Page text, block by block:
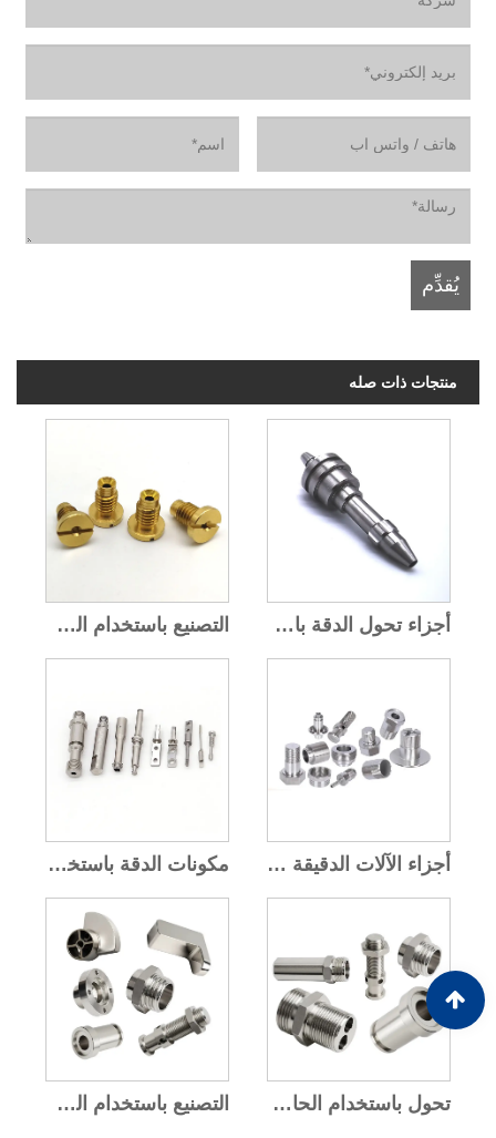
منتجات ذات صله
التصنيع باستخدام الحاسب الآلي الدقة أجزاء تحول الدقة باستخدام الحاسب الآلي
مكونات الدقة باستخدام الحاسب الآلي أجزاء الآلات الدقيقة باستخدام الحاسب الآلي
التصنيع باستخدام الحاسب الآلي تحول باستخدام الحاسب الآلي